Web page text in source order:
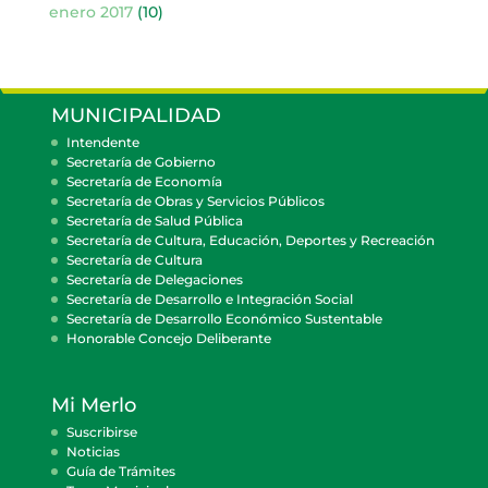
enero 2017(10)
MUNICIPALIDAD
Intendente
Secretaría de Gobierno
Secretaría de Economía
Secretaría de Obras y Servicios Públicos
Secretaría de Salud Pública
Secretaría de Cultura, Educación, Deportes y Recreación
Secretaría de Cultura
Secretaría de Delegaciones
Secretaría de Desarrollo e Integración Social
Secretaría de Desarrollo Económico Sustentable
Honorable Concejo Deliberante
Mi Merlo
Suscribirse
Noticias
Guía de Trámites